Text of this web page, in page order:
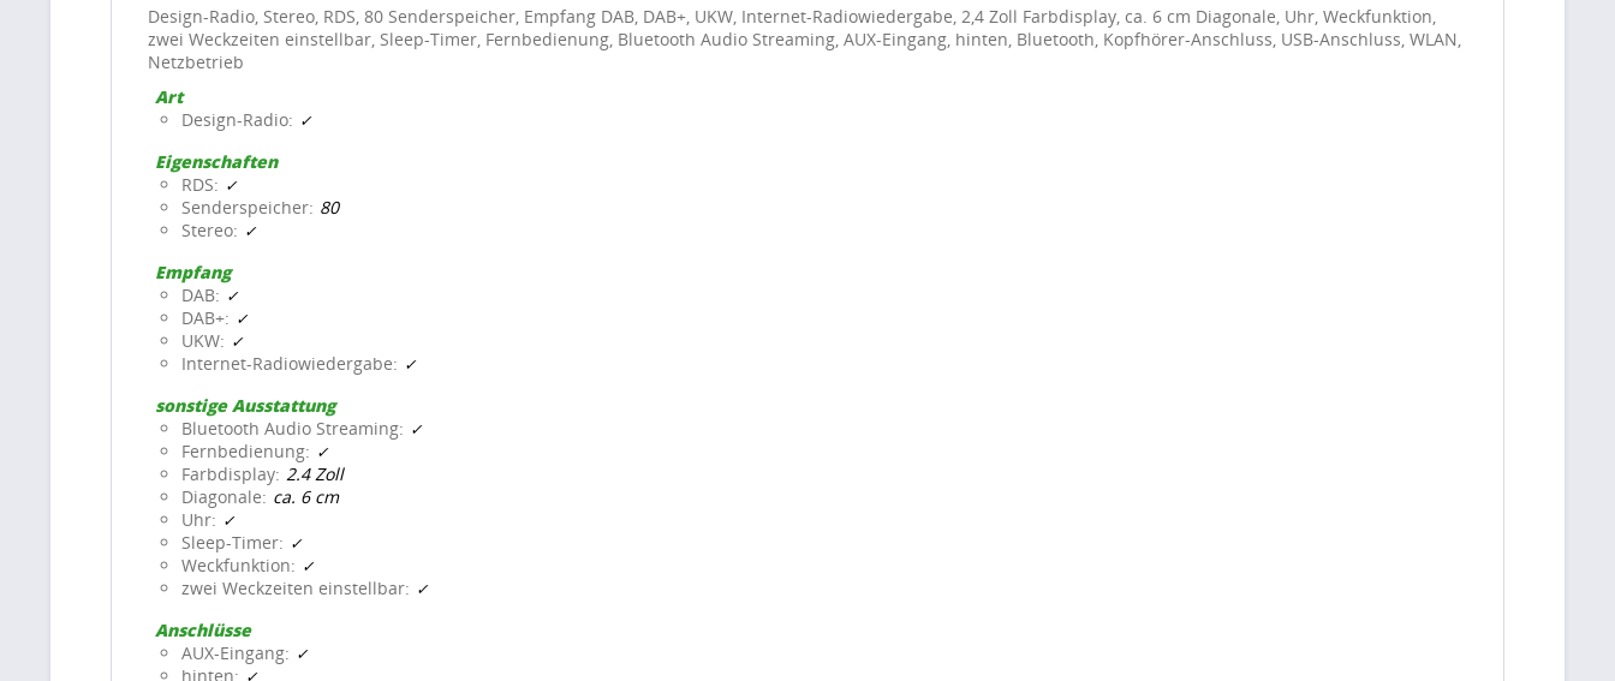
Design-Radio, Stereo, RDS, 80 Senderspeicher, Empfang DAB, DAB+, UKW, Internet-Radiowiedergabe, 2,4 Zoll Farbdisplay, ca. 6 cm Diagonale, Uhr, Weckfunktion,
zwei Weckzeiten einstellbar, Sleep-Timer, Fernbedienung, Bluetooth Audio Streaming, AUX-Eingang, hinten, Bluetooth, Kopfhörer-Anschluss, USB-Anschluss, WLAN,
Netzbetrieb
Art
Design-Radio
Eigenschaften
RDS
Senderspeicher 80
Stereo
Empfang
DAB
DAB+
UKW
Internet-Radiowiedergabe
sonstige Ausstattung
Bluetooth Audio Streaming
Fernbedienung
Farbdisplay 2.4 Zoll
Diagonale ca. 6 cm
Uhr
Sleep-Timer
Weckfunktion
zwei Weckzeiten einstellbar
Anschlüsse
AUX-Eingang
hinten